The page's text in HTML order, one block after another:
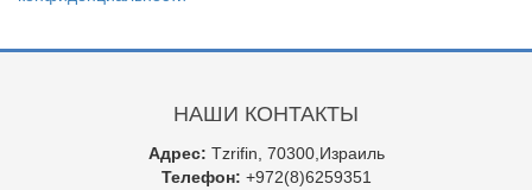
НАШИ КОНТАКТЫ
Адрес: Tzrifin, 70300,Израиль
Телефон: +972(8)6259351